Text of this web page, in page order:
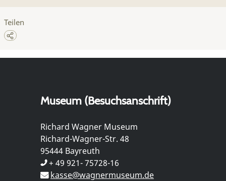
Teilen
Museum (Besuchsanschrift)
Richard Wagner Museum
Richard-Wagner-Str. 48
95444 Bayreuth
+ 49 921- 75728-16
kasse@wagnermuseum.de